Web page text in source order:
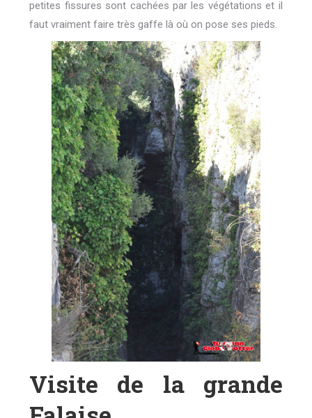
petites fissures sont cachées par les végétations et il
faut vraiment faire très gaffe là où on pose ses pieds.
Visite de la grande